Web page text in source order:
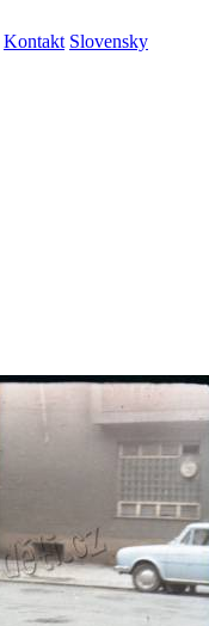
Kontakt Slovensky